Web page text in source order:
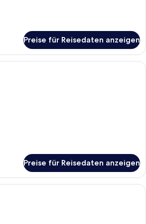
Preise für Reisedaten anzeigen
Ein Hotelzimmer mit einem großen
Preise für Reisedaten anzeigen
Ein Hotelzimmer mit Bett,